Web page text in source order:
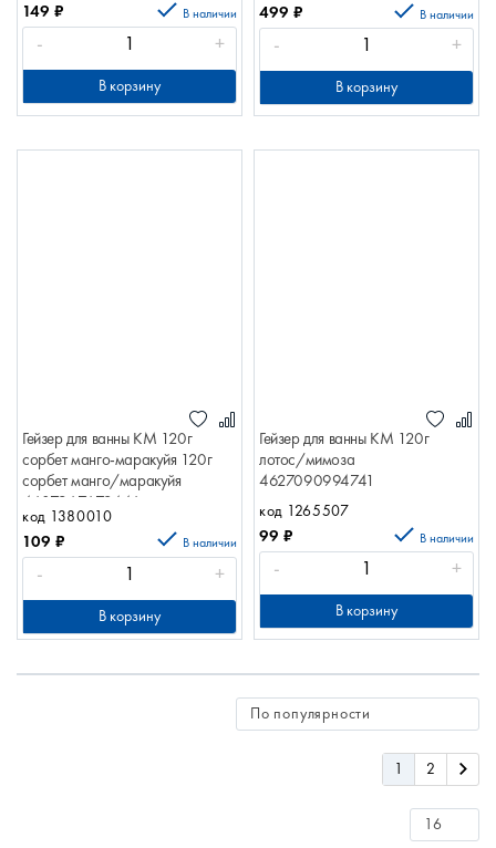
149 ₽ В наличии
- +
В корзину
499 ₽ В наличии
- +
В корзину
Гейзер для ванны КМ 120г
сорбет манго-маракуйя 120г
сорбет манго/маракуйя
4607967672446
код 1380010
109 ₽ В наличии
- +
В корзину
Гейзер для ванны КМ 120г
лотос/мимоза
4627090994741
код 1265507
99 ₽ В наличии
- +
В корзину
1 2